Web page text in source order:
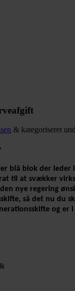
& kategoriseret
blå blok der
til at svækker
nye regering
så det nu du
og